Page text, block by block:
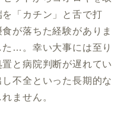
「カチン」と舌で打
が落ちた経験がありま
…。幸い大事には至り
と病院判断が遅れてい
不全といった長期的な
ません。